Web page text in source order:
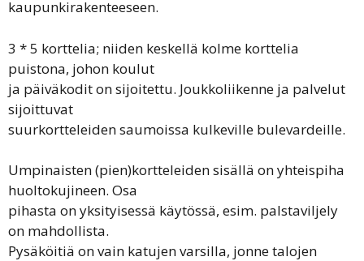
kaupunkirakenteeseen.
3 * 5 korttelia; niiden keskellä kolme korttelia
puistona, johon koulut
ja päiväkodit on sijoitettu. Joukkoliikenne ja palvelut
sijoittuvat
suurkortteleiden saumoissa kulkeville bulevardeille.
Umpinaisten (pien)kortteleiden sisällä on yhteispiha
huoltokujineen. Osa
pihasta on yksityisessä käytössä, esim. palstaviljely
on mahdollista.
Pysäköitiä on vain katujen varsilla, jonne talojen